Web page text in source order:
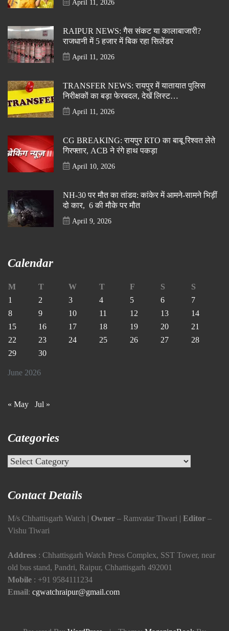
April 11, 2026
RAIPUR NEWS: गैस संकट या कालाबाजारी?
राजधानी में 5 हजार में बिक रहा सिलेंडर
April 11, 2026
TRANSFER NEWS: रायपुर में यातायात पुलिस
निरीक्षकों का बड़ा फेरबदल, देखें लिस्ट…
April 11, 2026
CG BREAKING: रायपुर RTO का बाबू रिश्वत लेते
गिरफ्तार, ACB ने रंगे हाथ पकड़ा
April 10, 2026
NH-30 पर मौत का तांडव: कांकेर में आमने-सामने भिड़ीं
दो कार, 6 की मौके पर मौत
April 9, 2026
Calendar
June 2026
M T W T F S
S
1
2 3 4 5 6
7
8
9 10 11 12 13
14
15
16 17 18 19 20
21
22
23 24 25 26 27
28
29
30
« May Jul »
Categories
Categories
Contact Details
M/s Chhattisgarh Watch | Owner – Ramvatar Tiwari | Editor –
Vishu Tiwari
Address : Chhattisgarh Watch Press Complex, SST Tower, near
old bus stand, Pandri, Raipur, Chhattisgarh 492001
Mobile : +91 9584111234
Email: cgwatchraipur@gmail.com